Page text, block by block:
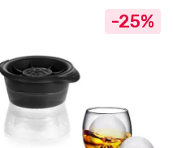
-25%